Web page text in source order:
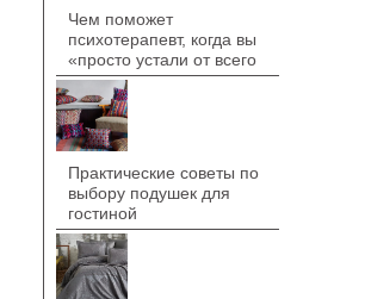
Чем поможет
психотерапевт, когда вы
«просто устали от всего
Практические советы по
выбору подушек для
гостиной